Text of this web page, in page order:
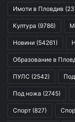
Имоти в Пловдив
Култура (9786)
Новини (54261)
Образование в
ПУЛС (2542)
Под ножа (2745)
Спорт (827)